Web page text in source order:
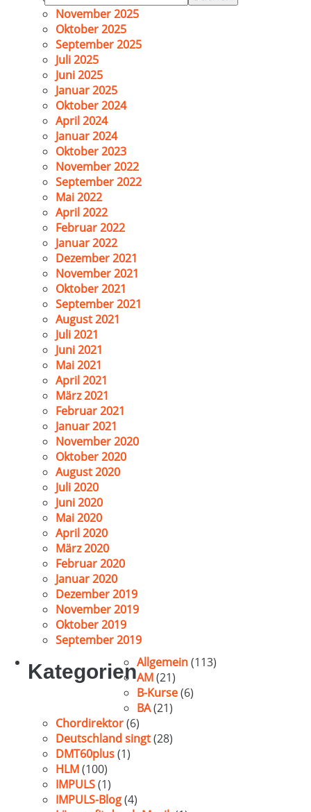
nach:
November 2025
Oktober 2025
September 2025
Juli 2025
Juni 2025
Januar 2025
Oktober 2024
April 2024
Januar 2024
Oktober 2023
November 2022
September 2022
Mai 2022
April 2022
Februar 2022
Januar 2022
Dezember 2021
November 2021
Oktober 2021
September 2021
August 2021
Juli 2021
Juni 2021
Mai 2021
April 2021
März 2021
Februar 2021
Januar 2021
November 2020
Oktober 2020
August 2020
Juli 2020
Juni 2020
Mai 2020
April 2020
März 2020
Februar 2020
Januar 2020
Dezember 2019
November 2019
Oktober 2019
September 2019
KategorienAllgemein(113)
AM(21)
B-Kurse(6)
BA(21)
Chordirektor(6)
Deutschland singt(28)
DMT60plus(1)
HLM(100)
IMPULS(1)
IMPULS-Blog(4)